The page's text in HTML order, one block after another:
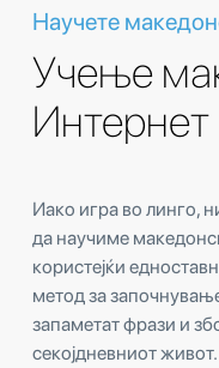
Научете
Учење
Интернет
Иако игра во линго,
да научиме
користејќи
метод за
запаметат фрази и
секојдневниот